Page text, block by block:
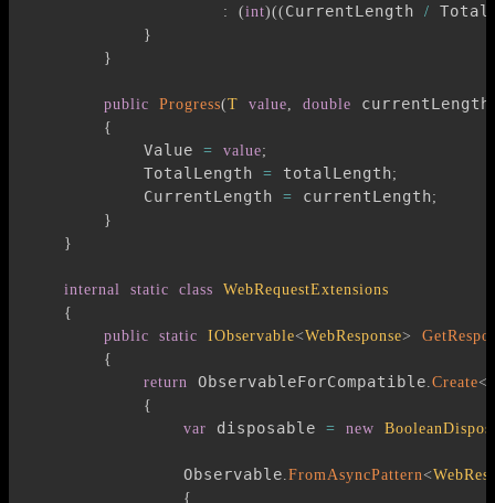
:
(int)(( CurrentLength /
}
}
public Progress(T value, double currentLength
{
            Value
= value;
            TotalLength
= totalLength;
            CurrentLength
= currentLength;
}
}
internal static class
WebRequestExtensions
{
public
static IObservable<WebResponse>
{
return ObservableForCompatible.Create<
{
var disposable = new
                Observable
.FromAsyncPattern<
{